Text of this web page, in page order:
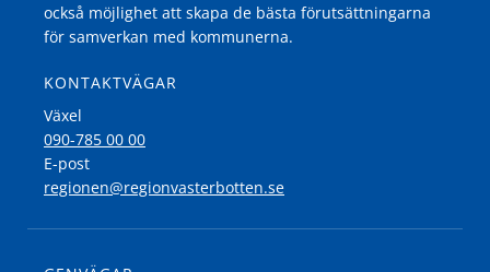
också möjlighet att skapa de bästa förutsättningarna
för samverkan med kommunerna.
KONTAKTVÄGAR
Växel
090-785 00 00
E-post
regionen@regionvasterbotten.se